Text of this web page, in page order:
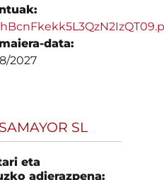
data:
2027
SL
eta
adierazpena: